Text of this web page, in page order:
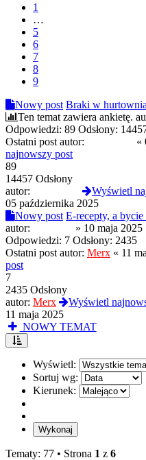
1
…
5
6
7
8
9
Nowy post Braki w
Ten temat zawiera ankietę.
Odpowiedzi: 89 Odsłony:
Ostatni post autor:
«
najnowszy post
89
14457 Odsłony
autor:
Wyświetl
05 października 2025
Nowy post E-recepty, a bycie
autor:
» 10 maja 2025
Odpowiedzi: 7 Odsłony: 2435
Ostatni post autor: Merx « 11
post
7
2435 Odsłony
autor: Merx
Wyświetl
11 maja 2025
NOWY TEMAT
Wyświetl:
Sortuj wg:
Kierunek:
Tematy: 77 • Strona 1 z 6